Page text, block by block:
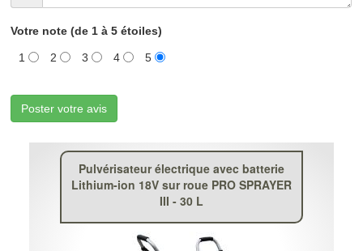
Votre note (de 1 à 5 étoiles)
1 2 3 4 5
Poster votre avis
Pulvérisateur électrique avec batterie
Lithium-ion 18V sur roue PRO SPRAYER
III - 30 L